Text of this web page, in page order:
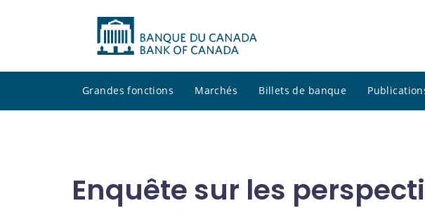
Grandes fonctions Marchés Billets de banque
Enquête sur les